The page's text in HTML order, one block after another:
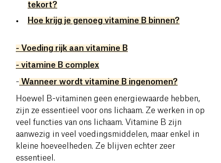
tekort?
Hoe krijg je genoeg vitamine B binnen?
- Voeding rijk aan vitamine B
- vitamine B complex
- Wanneer wordt vitamine B ingenomen?
Hoewel B-vitaminen geen energiewaarde hebben,
zijn ze essentieel voor ons lichaam. Ze werken in op
veel functies van ons lichaam. Vitamine B zijn
aanwezig in veel voedingsmiddelen, maar enkel in
kleine hoeveelheden. Ze blijven echter zeer
essentieel.